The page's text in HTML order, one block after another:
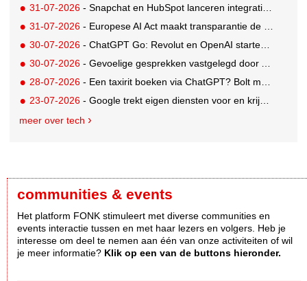
31-07-2026 - Snapchat en HubSpot lanceren integratie voor soepelere leadconversie
31-07-2026 - Europese AI Act maakt transparantie de nieuwe standaard voor AI
30-07-2026 - ChatGPT Go: Revolut en OpenAI starten internationale samenwerking
30-07-2026 - Gevoelige gesprekken vastgelegd door AI: Kind & meer, Zij aan Zij en Aventurijn kiezen voor Notizy
28-07-2026 - Een taxirit boeken via ChatGPT? Bolt maakt het mogelijk
23-07-2026 - Google trekt eigen diensten voor en krijgt boete van €890 miljoen
meer over tech
communities & events
Het platform FONK stimuleert met diverse communities en
events interactie tussen en met haar lezers en volgers. Heb je
interesse om deel te nemen aan één van onze activiteiten of wil
je meer informatie? Klik op een van de buttons hieronder.